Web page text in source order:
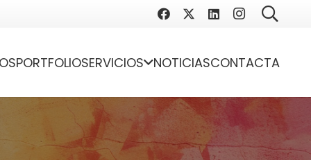
PORTFOLIOSERVICIOS NOTICIASCONTACTA